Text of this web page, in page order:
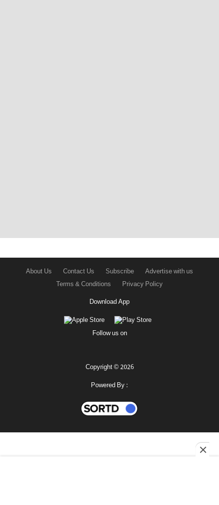
About Us Contact Us Subscribe
Advertise with us
Terms & Conditions
Privacy Policy
Download App
Follow us on
Copyright © 2026
Powered By :